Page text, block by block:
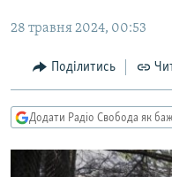
Перейти
пошуку
СУСПІЛЬСТВО
КУЛЬТУРА
СПОРТ
СВІТ
ДОНБАС.РЕАЛІЇ
КРИМ.РЕАЛІЇ
ТИ ЯК?
КИТАЙ.ВИКЛИКИ
28 травня 2024, 00:53
Поділитись
Додати Радіо Свобода як